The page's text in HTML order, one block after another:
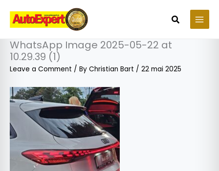
content
Search
WhatsApp Image 2025-05-22 at
10.29.39 (1)
Leave a Comment / By Christian Bart / 22 mai 2025